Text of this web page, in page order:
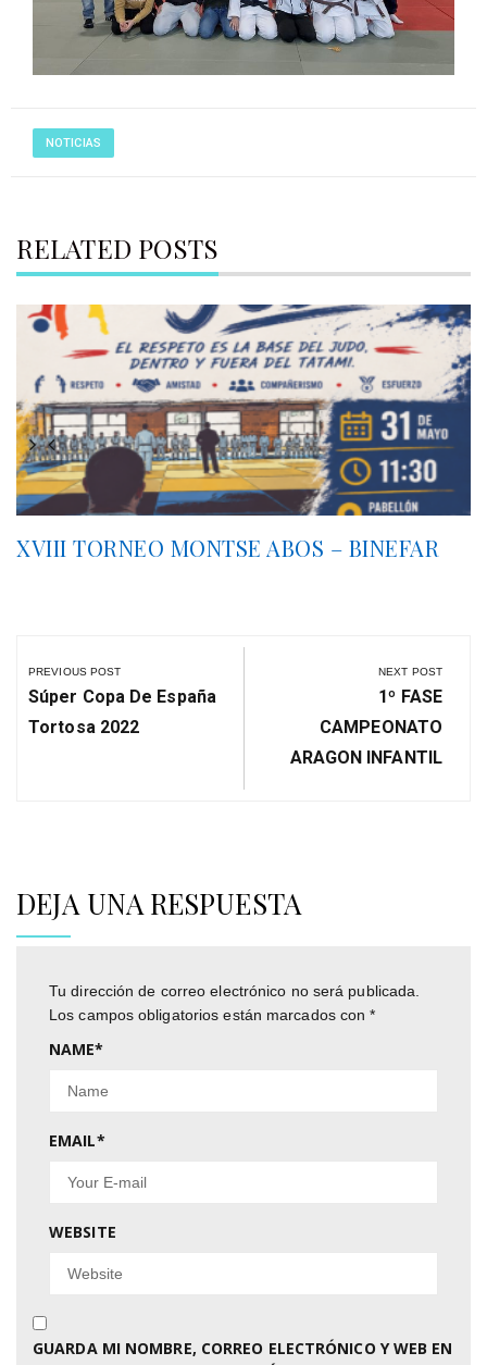
NOTICIAS
RELATED POSTS
XVIII TORNEO MONTSE ABOS – BINEFAR
de
entradas
PREVIOUS POST
Previous
Post:
Súper Copa De España
Tortosa 2022
NEXT POST
Next
Post:
1º FASE
CAMPEONATO
ARAGON INFANTIL
DEJA UNA RESPUESTA
Tu dirección de correo electrónico no será publicada.
Los campos obligatorios están marcados con*
NAME*
EMAIL*
WEBSITE
GUARDA MI NOMBRE, CORREO ELECTRÓNICO Y WEB EN